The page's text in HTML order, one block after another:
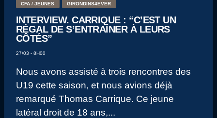
CFA / JEUNES GIRONDINS4EVER
INTERVIEW. CARRIQUE : “C’EST UN
RÉGAL DE S’ENTRAÎNER À LEURS
CÔTÉS”
27/03 - 8H00
Nous avons assisté à trois rencontres des
U19 cette saison, et nous avions déjà
remarqué Thomas Carrique. Ce jeune
latéral droit de 18 ans,...